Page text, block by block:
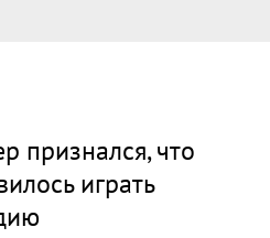
признался, что
играть